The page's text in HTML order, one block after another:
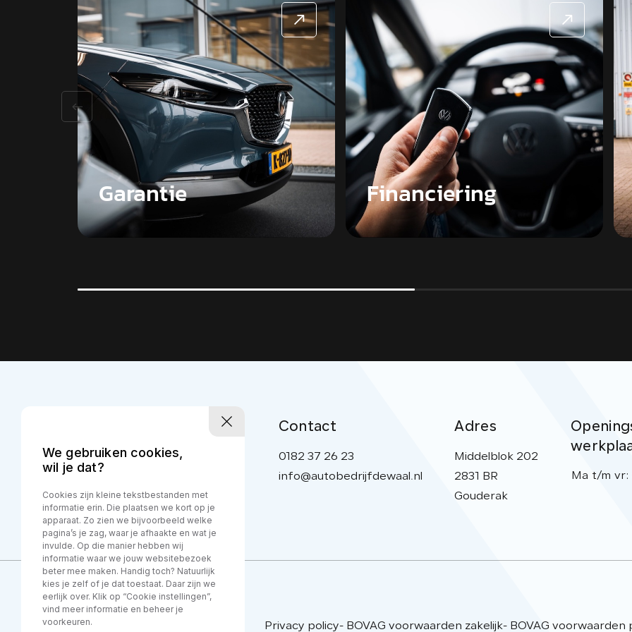
Garantie Financiering
Contact
0182 37 26 23
info@autobedrijfdewaal.nl
Adres
Middelblok 202
2831 BR
Gouderak
Ma t/m vr:
Privacy policy- BOVAG voorwaarden zakelijk- BOVAG voorwaarden
We gebruiken cookies,
wil je dat?
Cookies zijn kleine tekstbestanden met
informatie erin. Die plaatsen we kort op je
apparaat. Zo zien we bijvoorbeeld welke
pagina’s je zag, waar je afhaakte en wat je
invulde. Op die manier hebben wij
informatie waar we jouw websitebezoek
beter mee maken. Handig toch? Natuurlijk
kies je zelf of je dat toestaat. Daar zijn we
eerlijk over. Klik op “Cookie instellingen”,
vind meer informatie en beheer je
voorkeuren.